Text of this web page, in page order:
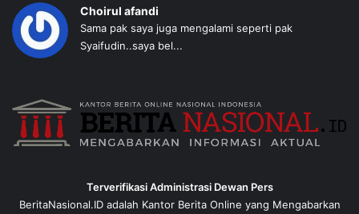
Choirul afandi
Sama pak saya juga mengalami seperti pak
Syaifudin..saya bel...
Terverifikasi Administrasi Dewan Pers
BeritaNasional.ID adalah Kantor Berita Online yang Mengabarkan